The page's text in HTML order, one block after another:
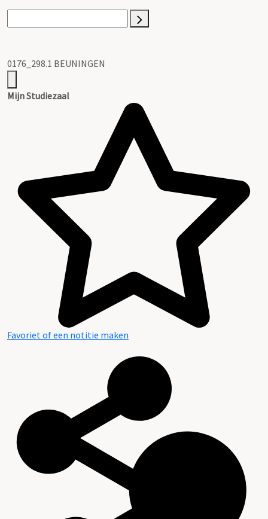
0176_298.1 BEUNINGEN
Mijn Studiezaal
Favoriet of een notitie maken